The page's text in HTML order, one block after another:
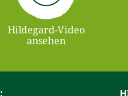
Hildegard-Video
ansehen